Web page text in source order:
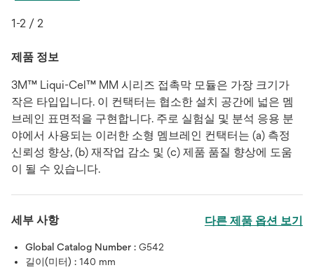
1-2 / 2
제품 정보
3M™ Liqui-Cel™ MM 시리즈 접촉막 모듈은 가장 크기가
작은 타입입니다. 이 컨택터는 협소한 설치 공간에 넓은 멤
브레인 표면적을 구현합니다. 주로 실험실 및 분석 응용 분
야에서 사용되는 이러한 소형 멤브레인 컨택터는 (a) 측정
신뢰성 향상, (b) 재작업 감소 및 (c) 제품 품질 향상에 도움
이 될 수 있습니다.
세부 사항 다른 제품 옵션 보기
Global Catalog Number : G542
길이(미터) : 140 mm